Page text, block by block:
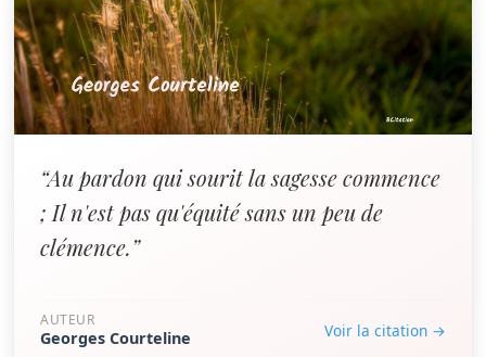
“Au pardon qui sourit la sagesse commence
; Il n'est pas qu'équité sans un peu de
clémence.”
AUTEUR
Georges Courteline Voir la citation →